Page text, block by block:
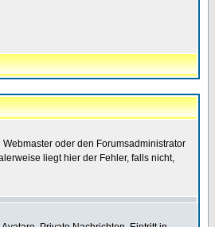
oder den Forumsadministrator
liegt hier der Fehler, falls nicht,